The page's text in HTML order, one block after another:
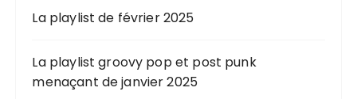
La playlist de février 2025
La playlist groovy pop et post punk
menaçant de janvier 2025